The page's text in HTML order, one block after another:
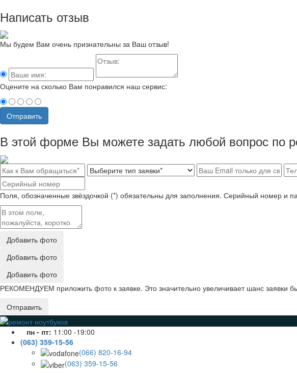
Написать отзыв
Мы будем Вам очень признательны за Ваш отзыв!
Оцените на сколько Вам понравился наш сервис:
Отправить
В этой форме Вы можете задать любой вопрос по
Поля, обозначенные звёздочкой (*) обязательны для заполнения. Серийный номер и
Добавить фото
Добавить фото
Добавить фото
РЕКОМЕНДУЕМ приложить фото к заявке. Это значительно увеличивает шанс
Отправить
пн - пт: 11:00 -19:00
(063) 359-15-56
(066) 820-16-94
(063) 359-15-56